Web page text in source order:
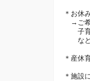
＊お休
→ご希
子育
など
＊産休
＊施設